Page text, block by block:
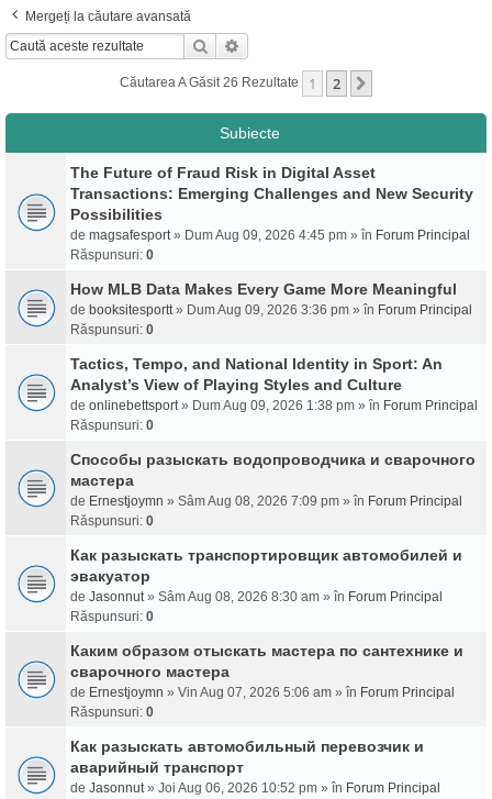
Mergeți la căutare avansată
Căutare
Căutarea A Găsit 26 Rezultate 1 2
Subiecte
The Future of Fraud Risk in Digital Asset
Transactions: Emerging Challenges and New Security
Possibilities
de magsafesport» Dum Aug 09, 2026 4:45 pm » în Forum Principal
Răspunsuri: 0
How MLB Data Makes Every Game More Meaningful
de booksitesportt» Dum Aug 09, 2026 3:36 pm » în Forum Principal
Răspunsuri: 0
Tactics, Tempo, and National Identity in Sport: An
Analyst’s View of Playing Styles and Culture
de onlinebettsport» Dum Aug 09, 2026 1:38 pm » în Forum Principal
Răspunsuri: 0
Способы разыскать водопроводчика и сварочного
мастера
de Ernestjoymn » Sâm Aug 08, 2026 7:09 pm » în Forum Principal
Răspunsuri: 0
Как разыскать транспортировщик автомобилей и
эвакуатор
de Jasonnut» Sâm Aug 08, 2026 8:30 am » în Forum Principal
Răspunsuri: 0
Каким образом отыскать мастера по сантехнике и
сварочного мастера
de Ernestjoymn » Vin Aug 07, 2026 5:06 am » în Forum Principal
Răspunsuri: 0
Как разыскать автомобильный перевозчик и
аварийный транспорт
de Jasonnut» Joi Aug 06, 2026 10:52 pm » în Forum Principal